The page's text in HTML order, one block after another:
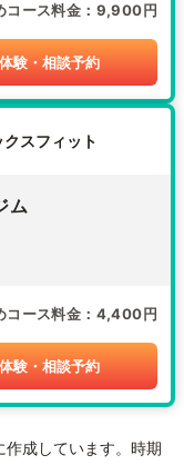
コース料金 9,900円
体験・相談予約
スフィット
ム
コース料金 4,400円
体験・相談予約
成しています。時期